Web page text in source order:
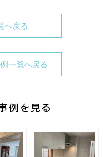
へ戻る
一覧へ戻る
例を見る